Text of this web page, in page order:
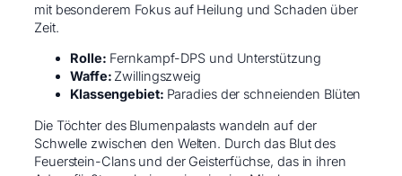
mit besonderem Fokus auf Heilung und Schaden über
Zeit.
Rolle: Fernkampf-DPS und Unterstützung
Waffe: Zwillingszweig
Klassengebiet: Paradies der schneienden Blüten
Die Töchter des Blumenpalasts wandeln auf der
Schwelle zwischen den Welten. Durch das Blut des
Feuerstein-Clans und der Geisterfüchse, das in ihren